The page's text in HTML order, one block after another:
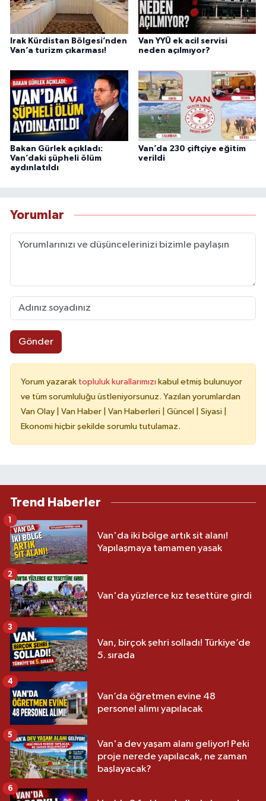
Irak Kürdistan Bölgesi’nden
Van’a turizm çıkarması!
Van YYÜ ek acil servisi
neden açılmıyor?
Bakan Gürlek açıkladı:
Van’daki şüpheli ölüm
aydınlatıldı
Van’da 230 çiftçiye eğitim
verildi
Yorumlar
Gönder
Yorum yazarak topluluk kurallarımızı kabul etmiş bulunuyor
ve tüm sorumluluğu üstleniyorsunuz. Yazılan yorumlardan
Van Olay | Van Haber | Van Haberleri | Güncel | Siyasi |
Ekonomi hiçbir şekilde sorumlu tutulamaz.
Trend Haberler
Van'da iki bölge artık sit alanı!
Yapılaşmaya tamamen yasak
1
Van'da yüzlerce kız tesettüre girdi
2
Van, birçok şehri solladı! Türkiye’de
5. sırada
3
Van’da öğretmen evine 48
personel alımı yapılacak
4
Van'a dev yaşam alanı geliyor! Peki
proje nerede yapılacak, ne zaman
başlayacak?
5
6